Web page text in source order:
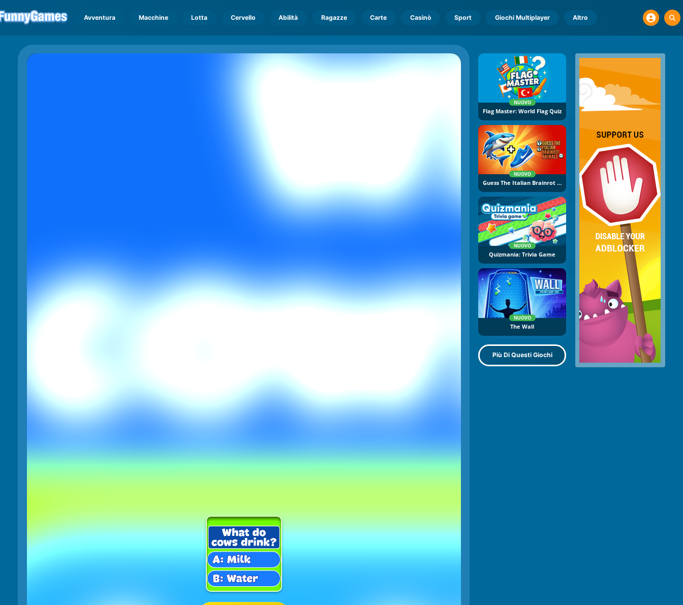
Avventura Macchine Lotta Cervello Abilità Ragazze Carte Casinò Sport Giochi Multiplayer Altro
NUOVO
Flag Master: World Flag Quiz
NUOVO
Guess The Italian Brainrot Animals
NUOVO
Quizmania: Trivia Game
NUOVO
The Wall
Più Di Questi Giochi